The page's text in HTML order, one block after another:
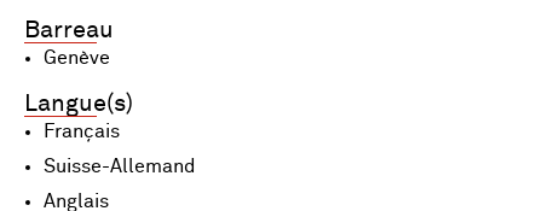
Barreau
Genève
Langue(s)
Français
Suisse-Allemand
Anglais